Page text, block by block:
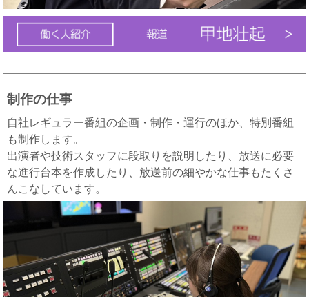
制作の仕事
自社レギュラー番組の企画・制作・運行のほか、特別番組
も制作します。
出演者や技術スタッフに段取りを説明したり、放送に必要
な進行台本を作成したり、放送前の細やかな仕事もたくさ
んこなしています。